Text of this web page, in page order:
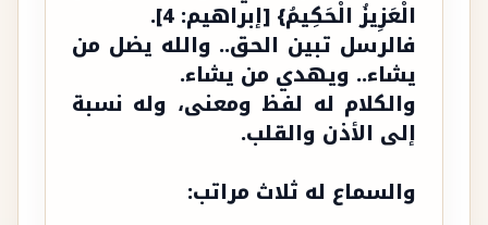
الْعَزِيزُ الْحَكِيمُ} [إبراهيم: 4].
فالرسل تبين الحق.. والله يضل من
يشاء.. ويهدي من يشاء.
والكلام له لفظ ومعنى، وله نسبة
إلى الأذن والقلب.
والسماع له ثلاث مراتب: